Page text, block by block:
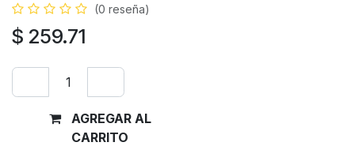
(0 reseña)
$ 259.71
AGREGAR AL
CARRITO